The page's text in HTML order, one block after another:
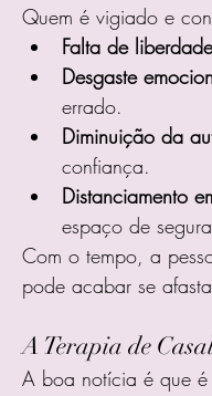
Quem é vigiado e
Falta de liberdade
Desgaste
errado.
Diminuição da
confiança.
Distanciamento
espaço de
Com o tempo, a
pode acabar se
A Terapia de
A boa notícia é que é